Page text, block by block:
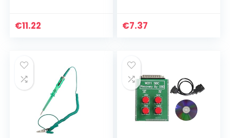
werkplaatslamp,
€11.22
Pen Potlood DC 6 V
€7.37